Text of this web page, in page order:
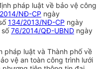
pháp luật về bảo vệ công
NĐ-CP ngày
134/2013/NĐ-CP ngày
số76/2014/QĐ-UBND ngày
pháp luật và Thành phố về
vệ an toàn công trình lưới